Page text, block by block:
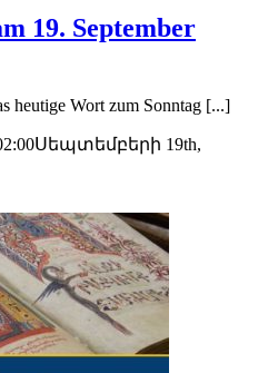
19. September
heutige Wort zum Sonntag [...]
Սեպտեմբերի 19th,